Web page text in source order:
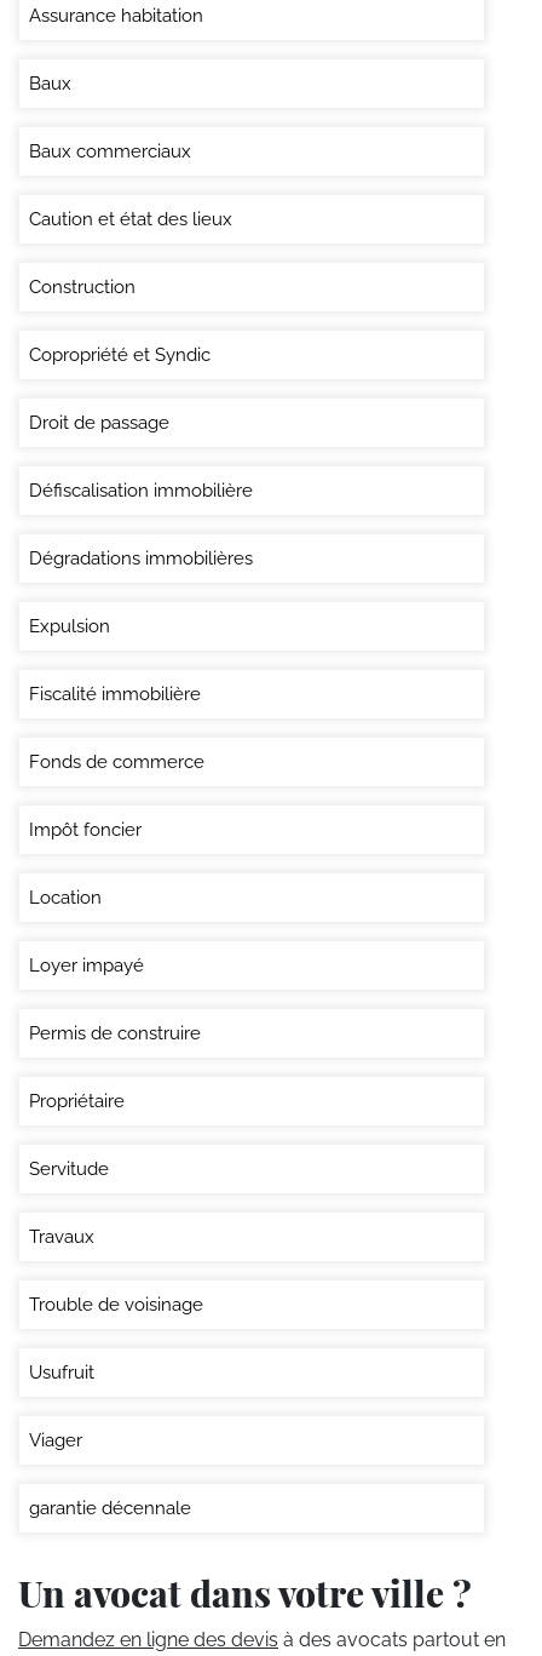
Assurance habitation
Baux
Baux commerciaux
Caution et état des lieux
Construction
Copropriété et Syndic
Droit de passage
Défiscalisation immobilière
Dégradations immobilières
Expulsion
Fiscalité immobilière
Fonds de commerce
Impôt foncier
Location
Loyer impayé
Permis de construire
Propriétaire
Servitude
Travaux
Trouble de voisinage
Usufruit
Viager
garantie décennale
Un avocat dans votre ville ?
Demandez en ligne des devis à des avocats partout en